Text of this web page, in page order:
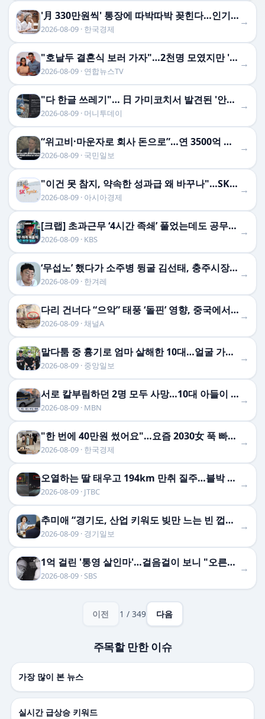
'月 330만원씩' 통장에 따박따박 꽂힌다…인기 폭발한 연금
2026-08-09 · 한국경제
→
"호날두 결혼식 보러 가자"…2천명 모였지만 '엉뚱한 커플' 등장
2026-08-09 · 연합뉴스TV
→
"다 한글 쓰레기"… 日 가미코치서 발견된 '안산 종량제봉투'
2026-08-09 · 머니투데이
→
“위고비·마운자로 회사 돈으로”…연 3500억 쓴다는 ‘이곳’
2026-08-09 · 국민일보
→
"이건 못 참지, 약속한 성과급 왜 바꾸나"…SK하이닉스 직원 3500명 '우르르'
2026-08-09 · 아시아경제
→
[크랩] 초과근무 ‘4시간 족쇄’ 풀었는데도 공무원들이 반발하는 이유
2026-08-09 · KBS
→
‘무섭노’ 했다가 소주병 뒹굴 김선태, 충주시장 “돌아올 생각 있나?”
2026-08-09 · 한겨레
→
다리 건너다 “으악” 태풍 ‘돌핀’ 영향, 중국에서도…높은 파도에 휩쓸려 9세 아이 실종 [현장영상]
2026-08-09 · 채널A
→
말다툼 중 흉기로 엄마 살해한 10대…얼굴 가린 채 ‘묵묵부답’
2026-08-09 · 중앙일보
→
서로 칼부림하던 2명 모두 사망…10대 아들이 흉기로 어머니 살해
2026-08-09 · MBN
→
"한 번에 40만원 썼어요"…요즘 2030女 푹 빠진 취미 [박수림의 요즘 여기]
2026-08-09 · 한국경제
→
오열하는 딸 태우고 194km 만취 질주…블박 속 그날의 참상
2026-08-09 · JTBC
→
추미애 “경기도, 산업 키워도 빚만 느는 빈 껍데기 부자...지방재정 틀 바꿔야”
2026-08-09 · 경기일보
→
1억 걸린 '통영 살인마'…걸음걸이 보니 "오른쪽 평발"
2026-08-09 · SBS
→
이전 1 / 349 다음
주목할 만한 이슈
가장 많이 본 뉴스
실시간 급상승 키워드